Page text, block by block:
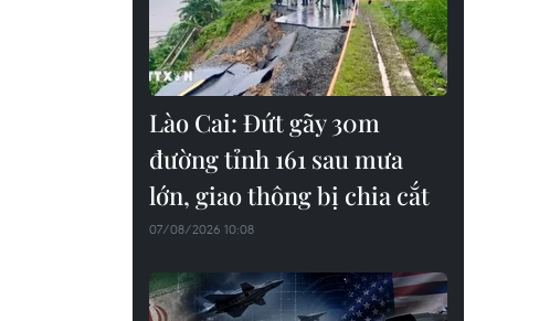
Lào Cai: Đứt gãy 30m
đường tỉnh 161 sau mưa
lớn, giao thông bị chia cắt
07/08/2026 10:08